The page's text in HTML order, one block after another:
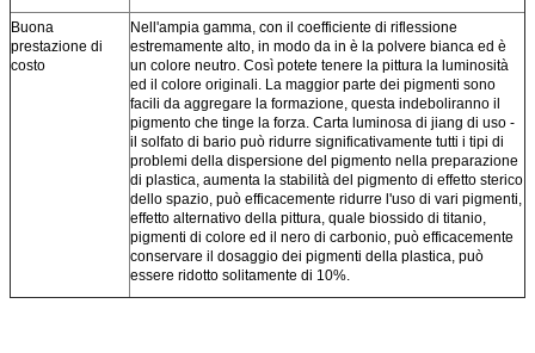
Buona
prestazione di
costo
Nell'ampia gamma, con il coefficiente di riflessione
estremamente alto, in modo da in è la polvere bianca ed è
un colore neutro. Così potete tenere la pittura la luminosità
ed il colore originali. La maggior parte dei pigmenti sono
facili da aggregare la formazione, questa indeboliranno il
pigmento che tinge la forza. Carta luminosa di jiang di uso -
il solfato di bario può ridurre significativamente tutti i tipi di
problemi della dispersione del pigmento nella preparazione
di plastica, aumenta la stabilità del pigmento di effetto sterico
dello spazio, può efficacemente ridurre l'uso di vari pigmenti,
effetto alternativo della pittura, quale biossido di titanio,
pigmenti di colore ed il nero di carbonio, può efficacemente
conservare il dosaggio dei pigmenti della plastica, può
essere ridotto solitamente di 10%.